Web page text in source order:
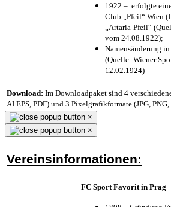
1922 – erfolgte
Club „Pfeil“ Wien
„Artaria-Pfeil“
vom 24.08.1922);
Namensänderung
(Quelle: Wiener
12.02.1924)
Download: Im Downloadpaket sind 4
AI EPS, PDF) und 3 Pixelgrafikformate (JPG, PNG,
×
×
Vereinsinformationen:
FC Sport Favorit in Prag